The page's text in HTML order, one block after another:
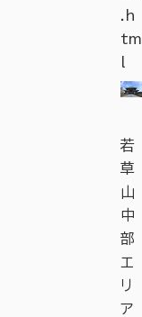
.h
tm
若
草
山
中
部
エ
リ
ア